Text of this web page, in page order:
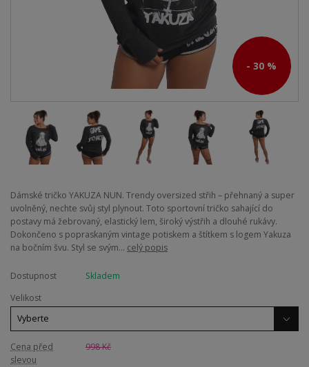
- 30 %
Dámské tričko YAKUZA NUN. Trendy oversized střih – přehnaný a super
uvolněný, nechte svůj styl plynout. Toto sportovní tričko sahající do
postavy má žebrovaný, elastický lem, široký výstřih a dlouhé rukávy.
Dokončeno s popraskaným vintage potiskem a štítkem s logem Yakuza
na bočním švu. Styl se svým... celý popis
Dostupnost
Skladem
Velikost
Cena před
slevou
998 Kč